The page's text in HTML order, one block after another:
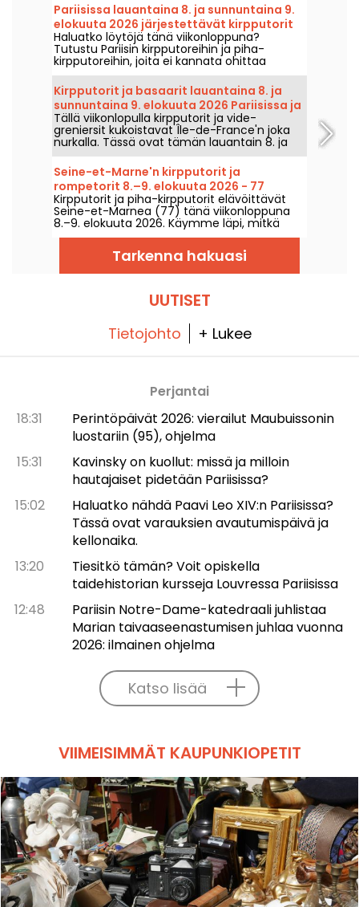
Pariisissa lauantaina 8. ja sunnuntaina 9.
elokuuta 2026 järjestettävät kirpputorit
ja rompetorit – viikonlopun ohjelma
Haluatko löytöjä tänä viikonloppuna?
Tutustu Pariisin kirpputoreihin ja piha-
kirpputoreihin, joita ei kannata ohittaa
lauantaina 8. ja sunnuntaina 9. elokuuta
2026 – täydellinen tilaisuus napata hyviä
tarjouksia.
Kirpputorit ja basaarit lauantaina 8. ja
sunnuntaina 9. elokuuta 2026 Pariisissa ja
Île-de-France -alueella – viikonlopun
ohjelma
Tällä viikonlopulla kirpputorit ja vide-
greniersit kukoistavat Île-de-France'n joka
nurkalla. Tässä ovat tämän lauantain 8. ja
sunnuntain 9. elokuuta 2026 löydettävät
tapahtumat – kiertelyyn, penkomiseen ja
ehkä sen harvinaisimman helmestä kiinni
saamiseen.
Seine-et-Marne'n kirpputorit ja
rompetorit 8.–9. elokuuta 2026 - 77
Kirpputorit ja piha-kirpputorit elävöittävät
Seine-et-Marnea (77) tänä viikonloppuna
8.–9. elokuuta 2026. Käymme läpi, mitkä
tapahtumat teitä odottavat!
Tarkenna hakuasi
UUTISET
Tietojohto + Lukee
Perjantai
18:31
Perintöpäivät 2026: vierailut Maubuissonin
luostariin (95), ohjelma
15:31
Kavinsky on kuollut: missä ja milloin
hautajaiset pidetään Pariisissa?
15:02
Haluatko nähdä Paavi Leo XIV:n Pariisissa?
Tässä ovat varauksien avautumispäivä ja
kellonaika.
13:20
Tiesitkö tämän? Voit opiskella
taidehistorian kursseja Louvressa Pariisissa
12:48
Pariisin Notre-Dame-katedraali juhlistaa
Marian taivaaseenastumisen juhlaa vuonna
2026: ilmainen ohjelma
Katso lisää
VIIMEISIMMÄT KAUPUNKIOPETIT